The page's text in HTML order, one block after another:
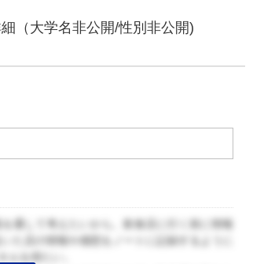
（大学名非公開/性別非公開)
通して考えたいから。飲食店に行く前に情報
た店の情報や感想をノートに記録するように
ルを得たい。